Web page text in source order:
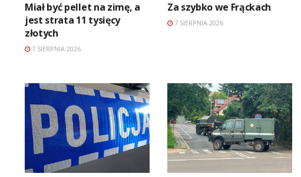
Miał być pellet na zimę, a
jest strata 11 tysięcy
złotych
7 SIERPNIA 2026
Za szybko we Frąckach
7 SIERPNIA 2026